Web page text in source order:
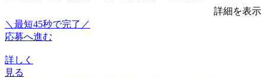
詳細を表示
＼最短45秒で完了／
応募へ進む
詳しく
見る